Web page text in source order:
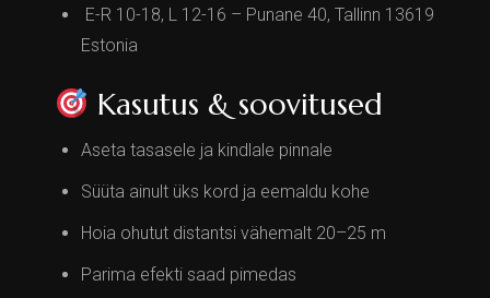
E-R 10-18, L 12-16 – Punane 40, Tallinn 13619
Estonia
Kasutus & soovitused
Aseta tasasele ja kindlale pinnale
Süüta ainult üks kord ja eemaldu kohe
Hoia ohutut distantsi vähemalt 20–25 m
Parima efekti saad pimedas